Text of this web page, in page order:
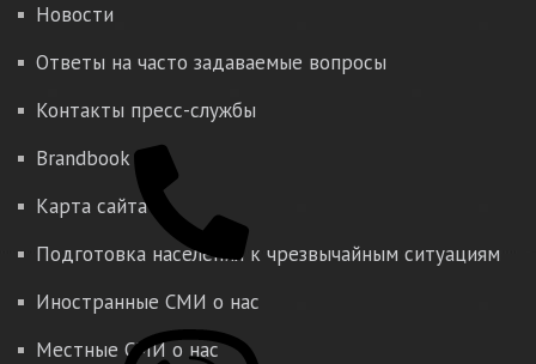
Новости
Ответы на часто задаваемые вопросы
Контакты пресс-службы
Brandbook
Карта сайта
Подготовка населения к чрезвычайным ситуациям
Иностранные СМИ о нас
Местные СМИ о нас